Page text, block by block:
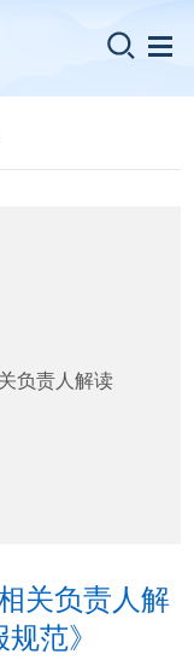
负责人解读
关负责人解
范》